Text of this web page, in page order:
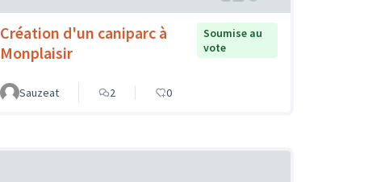
Création d'un caniparc à
Monplaisir
Soumise au
vote
Sauzeat 2 0